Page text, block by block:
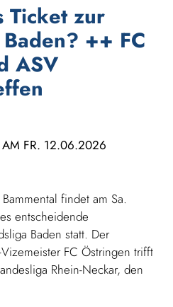
Ticket zur
++ FC
ASV
AM FR. 12.06.2026
findet am Sa.
entscheidende
Baden statt. Der
FC Östringen trifft
Rhein-Neckar, den